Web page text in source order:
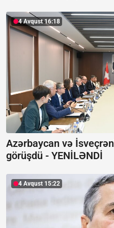
4 Avqust 16:18
Azərbaycan və
görüşdü - YENİLƏNDİ
4 Avqust 15:22